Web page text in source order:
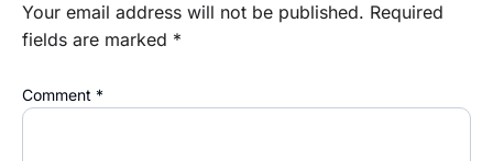
Your email address will not be published. Required
fields are marked *
Comment *